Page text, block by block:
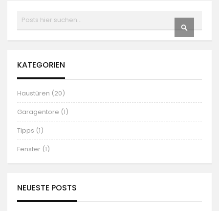
KATEGORIEN
Haustüren (20)
Garagentore (1)
Tipps (1)
Fenster (1)
NEUESTE POSTS